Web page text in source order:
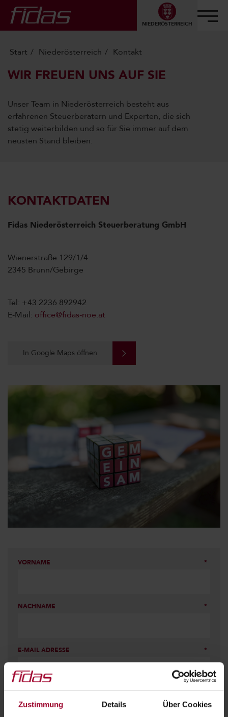
Zustimmung Details Über Cookies
NIEDERÖSTERREICH
WIR FREUEN UNS AUF SIE
Start Niederösterreich Kontakt
Unser Team in Niederösterreich besteht aus
erfahrenen Steuerberatern und Experten, die sich
stetig weiterbilden und so für Sie immer auf dem
neusten Stand bleiben.
KONTAKTDATEN
Fidas Niederösterreich Steuerberatung GmbH
Wienerstraße 129/1/4
2345 Brunn/Gebirge
Tel: +43 2236 892942
E-Mail: office@fidas-noe.at
In Google Maps öffnen
VORNAME
NACHNAME
E-MAIL ADRESSE